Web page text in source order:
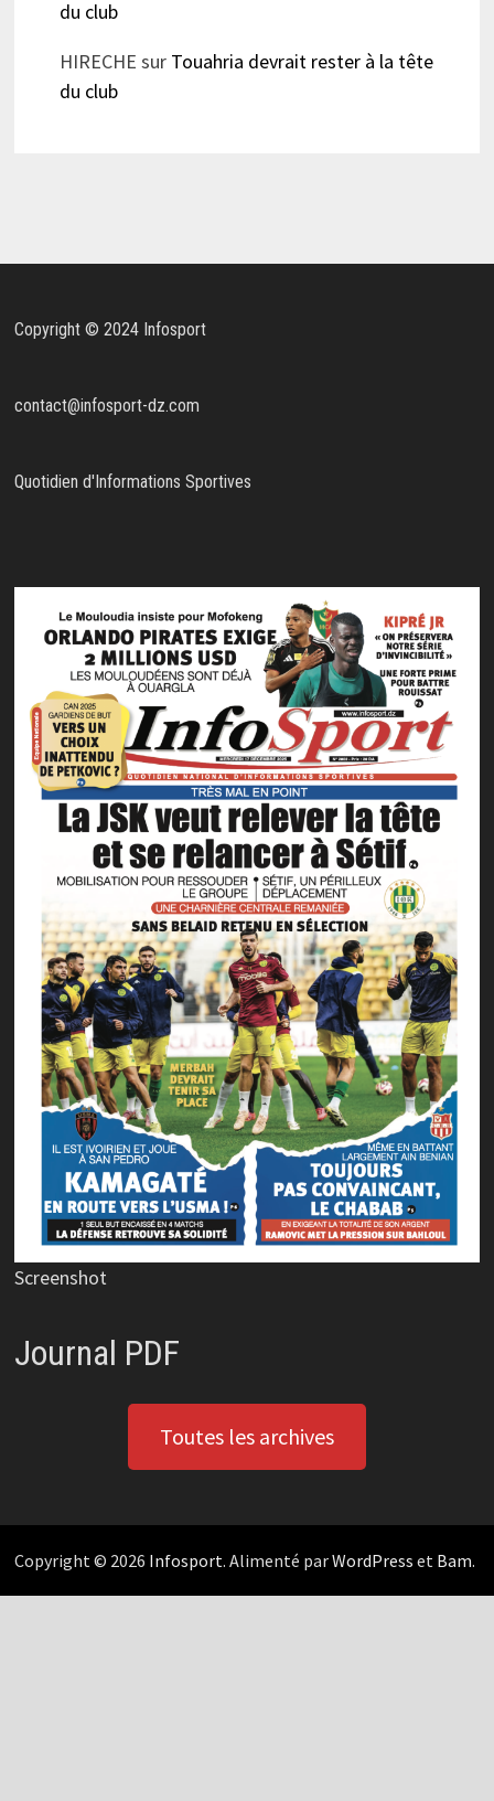
du club
HIRECHE sur Touahria devrait rester à la tête
du club
Copyright © 2024 Infosport
contact@infosport-dz.com
Quotidien d'Informations Sportives
Screenshot
Journal PDF
Toutes les archives
Copyright © 2026 Infosport. Alimenté parWordPress et Bam.